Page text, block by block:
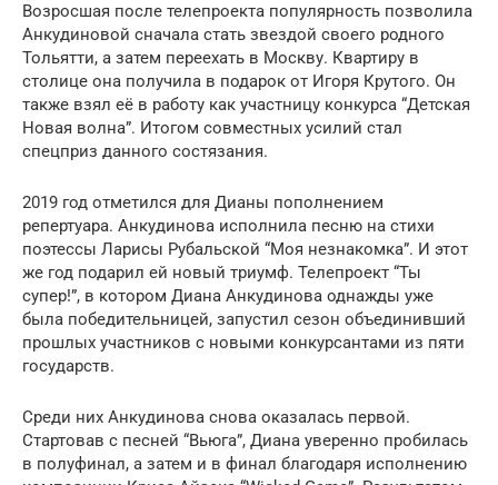
Возросшая после телепроекта популярность позволила
Анкудиновой сначала стать звездой своего родного
Тольятти, а затем переехать в Москву. Квартиру в
столице она получила в подарок от Игоря Крутого. Он
также взял её в работу как участницу конкурса “Детская
Новая волна”. Итогом совместных усилий стал
спецприз данного состязания.
2019 год отметился для Дианы пополнением
репертуара. Анкудинова исполнила песню на стихи
поэтессы Ларисы Рубальской “Моя незнакомка”. И этот
же год подарил ей новый триумф. Телепроект “Ты
супер!”, в котором Диана Анкудинова однажды уже
была победительницей, запустил сезон объединивший
прошлых участников с новыми конкурсантами из пяти
государств.
Среди них Анкудинова снова оказалась первой.
Стартовав с песней “Вьюга”, Диана уверенно пробилась
в полуфинал, а затем и в финал благодаря исполнению